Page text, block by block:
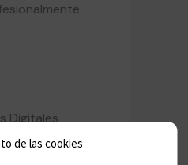
de las cookies
Digitales